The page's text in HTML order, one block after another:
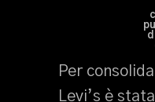
Per
Levi’s è